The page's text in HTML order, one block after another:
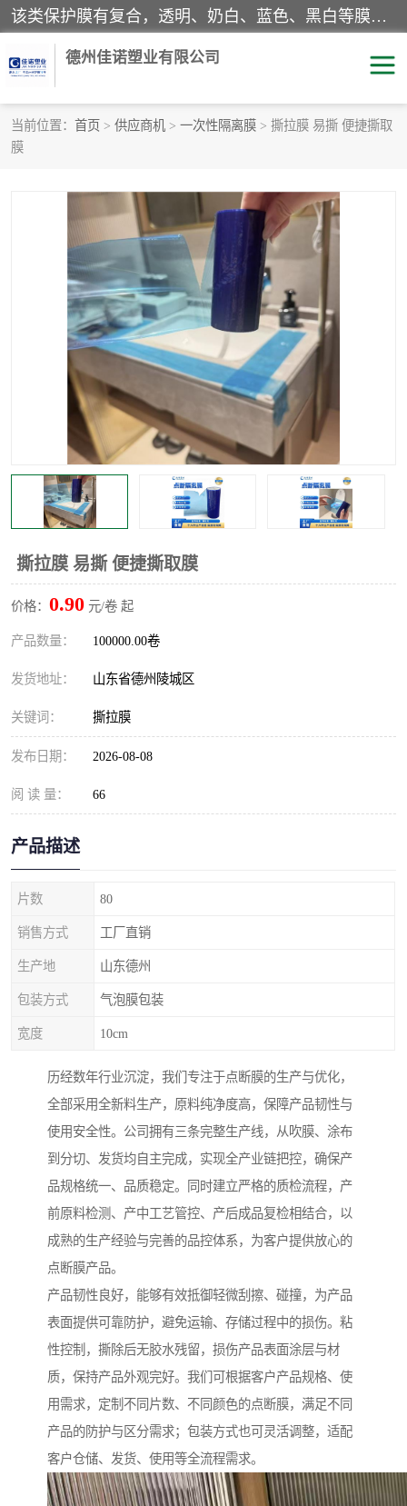
该类保护膜有复合，透明、奶白、蓝色、黑白等膜型。特高粘，高粘，中高粘，中粘，中低粘，低粘等。对于不同的粘力要求有相应的产品相适配。无胶渍残留污染。在较宽的收卷幅度下平整无皱纹，收卷长度大，利于机械化及自动化施工粘贴。为您的产品提供的表面保护解决方案。 产品广泛适用于：铝材、不锈钢、金属、塑料、电子、家电、家具、玻璃、化工材料、装饰材料等。
德州佳诺塑业有限公司
当前位置： 首页 > 供应商机 > 一次性隔离膜 > 撕拉膜 易撕 便捷撕取
膜
撕拉膜 易撕 便捷撕取膜
价格： 0.90 元/卷 起
产品数量： 100000.00卷
发货地址： 山东省德州陵城区
关键词： 撕拉膜
发布日期： 2026-08-08
阅 读 量： 66
产品描述
片数 80
销售方式 工厂直销
生产地 山东德州
包装方式 气泡膜包装
宽度 10cm
历经数年行业沉淀，我们专注于点断膜的生产与优化，
全部采用全新料生产，原料纯净度高，保障产品韧性与
使用安全性。公司拥有三条完整生产线，从吹膜、涂布
到分切、发货均自主完成，实现全产业链把控，确保产
品规格统一、品质稳定。同时建立严格的质检流程，产
前原料检测、产中工艺管控、产后成品复检相结合，以
成熟的生产经验与完善的品控体系，为客户提供放心的
点断膜产品。
产品韧性良好，能够有效抵御轻微刮擦、碰撞，为产品
表面提供可靠防护，避免运输、存储过程中的损伤。粘
性控制，撕除后无胶水残留，损伤产品表面涂层与材
质，保持产品外观完好。我们可根据客户产品规格、使
用需求，定制不同片数、不同颜色的点断膜，满足不同
产品的防护与区分需求；包装方式也可灵活调整，适配
客户仓储、发货、使用等全流程需求。
家具保护膜
拉伸缠绕膜 透明保护膜
黑白保护膜 乳白保护膜
明蓝保护膜 纯黑保护膜
印字保护膜 彩钢板保护膜
不绣钢板保护膜 两边上胶保护膜
窗缝阻风胶带 铝板保护膜
不锈钢板保护膜 一次性隔离膜